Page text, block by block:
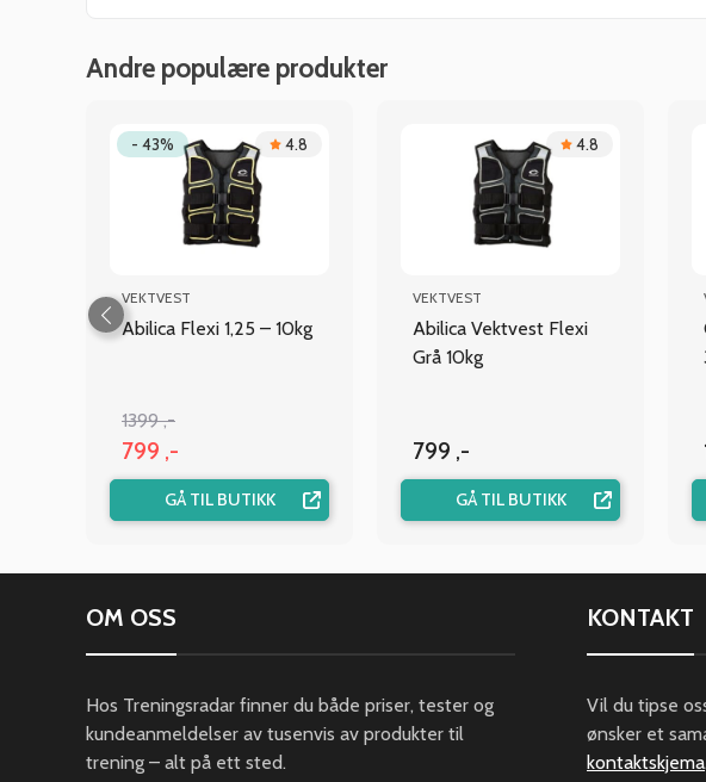
Andre populære produkter
- 43% 4.8
VEKTVEST
Abilica Flexi 1,25 – 10kg
1399 ,-
799 ,-
GÅ TIL BUTIKK
4.8
VEKTVEST
Abilica Vektvest Flexi
Grå 10kg
799 ,-
GÅ TIL BUTIKK
OM OSS
Hos Treningsradar finner du både priser, tester og
kundeanmeldelser av tusenvis av produkter til
trening – alt på ett sted.
KONTAKT
Vil du tipse
ønsker et
kontaktskjema.